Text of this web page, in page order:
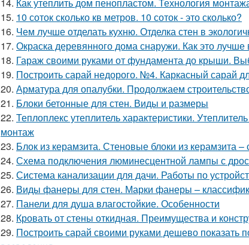
15. 10 соток сколько кв метров. 10 соток - это сколько?
16. Чем лучше отделать кухню. Отделка стен в
17. Окраска деревянного дома снаружи. Как это лучше
18. Гараж своими руками от фундамента до крыши.
19. Построить сарай недорого. №4. Каркасный сарай
20. Арматура для опалубки. Продолжаем
21. Блоки бетонные для стен. Виды и размеры
22. Теплоплекс утеплитель характеристики.
монтаж
23. Блок из керамзита. Стеновые блоки из керамзита
24. Схема подключения люминесцентной лампы с
25. Система канализации для дачи. Работы по
26. Виды фанеры для стен. Марки фанеры –
27. Панели для душа влагостойкие. Особенности
28. Кровать от стены откидная. Преимущества и
29. Построить сарай своими руками дешево показать